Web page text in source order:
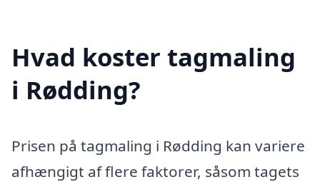
Hvad koster tagmaling
i Rødding?
Prisen på tagmaling i Rødding kan variere
afhængigt af flere faktorer, såsom tagets